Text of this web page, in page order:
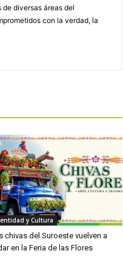
diversas áreas del
con la verdad, la
y Cultura
chivas del Suroeste vuelven a
en la Feria de las Flores